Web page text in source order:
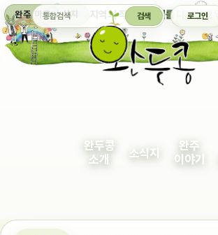
완주 마을 소식지 지역의 작은 이야기를 다정하게
통합검색 검색 로그인
완두콩
소개
소식지
완주
이야기